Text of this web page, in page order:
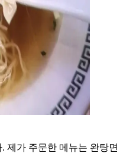
제가 주문한 메뉴는 완탕면